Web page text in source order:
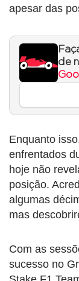
apesar das
de
Enquanto
enfrentados
hoje não
posição.
algumas
mas
Com as
sucesso no